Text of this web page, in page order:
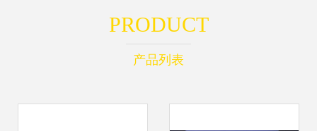
PRODUCT
产品列表